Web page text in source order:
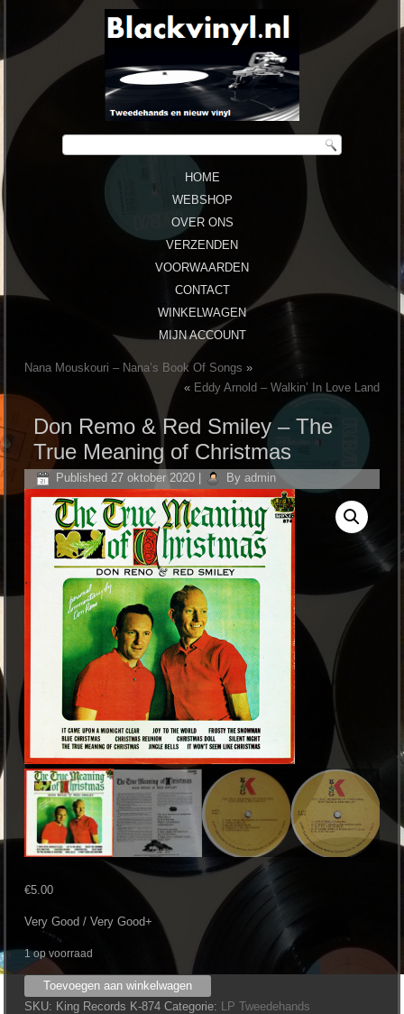
HOME
WEBSHOP
OVER ONS
VERZENDEN
VOORWAARDEN
CONTACT
WINKELWAGEN
MIJN ACCOUNT
Nana Mouskouri – Nana’s Book Of Songs »
« Eddy Arnold ‎– Walkin’ In Love Land
Don Remo & Red Smiley – The
True Meaning of Christmas
Published 27 oktober 2020 By admin
€5.00
Very Good / Very Good+
1 op voorraad
Don
Remo
Toevoegen aan winkelwagen
SKU: King Records K-874 Categorie: LP Tweedehands